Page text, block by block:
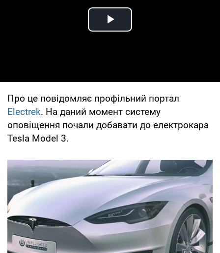
Play Video
Про це повідомляє профільний портал
Electrek. На даний момент систему
оповіщення почали добавати до електрокара
Tesla Model 3.